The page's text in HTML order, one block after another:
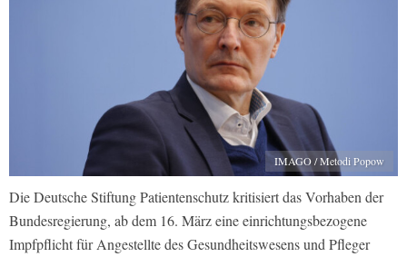
IMAGO / Metodi Popow
Die Deutsche Stiftung Patientenschutz kritisiert das Vorhaben der
Bundesregierung, ab dem 16. März eine einrichtungsbezogene
Impfpflicht für Angestellte des Gesundheitswesens und Pfleger